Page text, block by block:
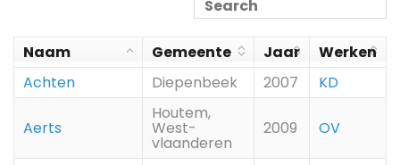
Naam Gemeente Jaar
Werken
Achten
Diepenbeek 2007 KD
Aerts
Houtem,
West-
vlaanderen
2009 OV